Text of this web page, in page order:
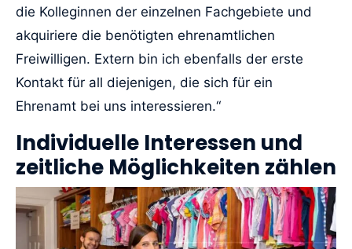
die Kolleginnen der einzelnen Fachgebiete und
akquiriere die benötigten ehrenamtlichen
Freiwilligen. Extern bin ich ebenfalls der erste
Kontakt für all diejenigen, die sich für ein
Ehrenamt bei uns interessieren.“
Individuelle Interessen und
zeitliche Möglichkeiten zählen